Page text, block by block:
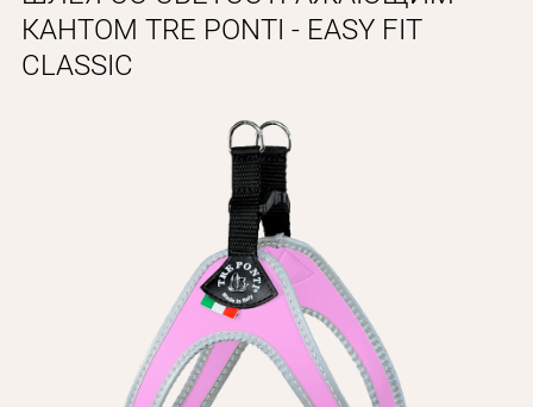
КОТЫ
НАШЕ ПРОИЗВОДСТВО
НОВИНКИ
АКЦИИ
О КОМПАНИИ
БЛОГ
Оплата и доставка
Программа лояльности
КАНТОМ TRE PONTI - EASY FIT
CLASSIC